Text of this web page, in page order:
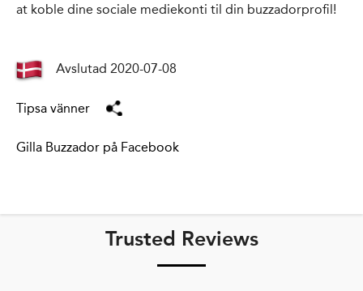
at koble dine sociale mediekonti til din buzzadorprofil!
Avslutad 2020-07-08
Tipsa vänner
Gilla Buzzador på Facebook
Trusted Reviews